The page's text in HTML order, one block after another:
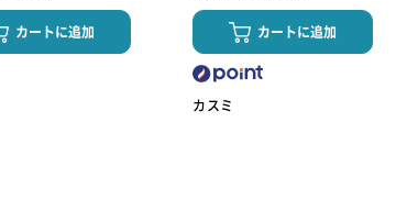
カートに追加 カートに追加
カスミ